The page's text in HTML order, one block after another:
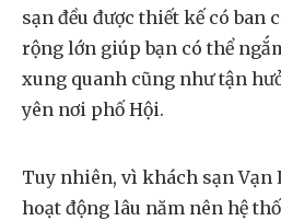
sạn đều được thiết kế có ban
rộng lớn giúp bạn có thể
xung quanh cũng như tận
yên nơi phố Hội.
Tuy nhiên, vì khách sạn Vạn
hoạt động lâu năm nên hệ